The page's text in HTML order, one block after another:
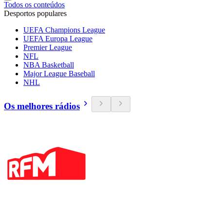
Todos os conteúdos
Desportos populares
UEFA Champions League
UEFA Europa League
Premier League
NFL
NBA Basketball
Major League Baseball
NHL
Os melhores rádios